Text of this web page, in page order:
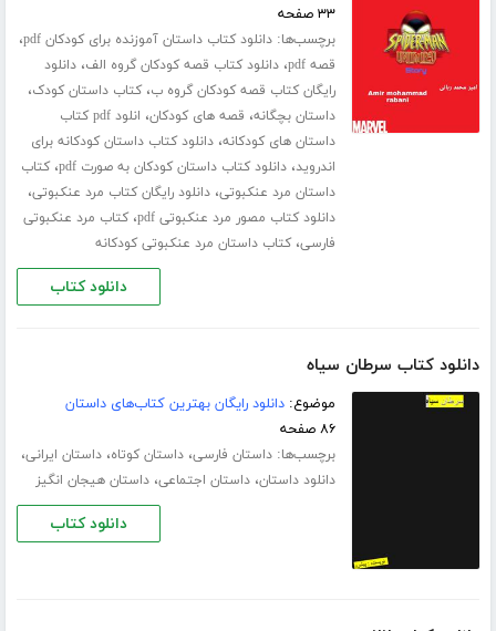
۳۳ صفحه
برچسب‌ها:دانلود کتاب داستان آموزنده برای کودکان pdf ،
قصه pdf ،دانلود کتاب قصه کودکان گروه الف،دانلود
رایگان کتاب قصه کودکان گروه ب،کتاب داستان کودک،
داستان بچگانه، قصه های کودکان،
انلود pdf کتاب
داستان های کودکانه،دانلود کتاب داستان کودکانه برای
اندروید،دانلود کتاب داستان کودکان به صورت pdf ،کتاب
داستان مرد عنکبوتی،دانلود رایگان کتاب مرد عنکبوتی،
دانلود کتاب مصور مرد عنکبوتی pdf ،کتاب مرد عنکبوتی
فارسی،کتاب داستان مرد عنکبوتی کودکانه
دانلود کتاب
دانلود کتاب سرطان سیاه
موضوع:دانلود رایگان بهترین کتاب‌های داستان
۸۶ صفحه
برچسب‌ها:داستان فارسی،داستان کوتاه،داستان ایرانی،
دانلود داستان،داستان اجتماعی،داستان هیجان انگیز
دانلود کتاب